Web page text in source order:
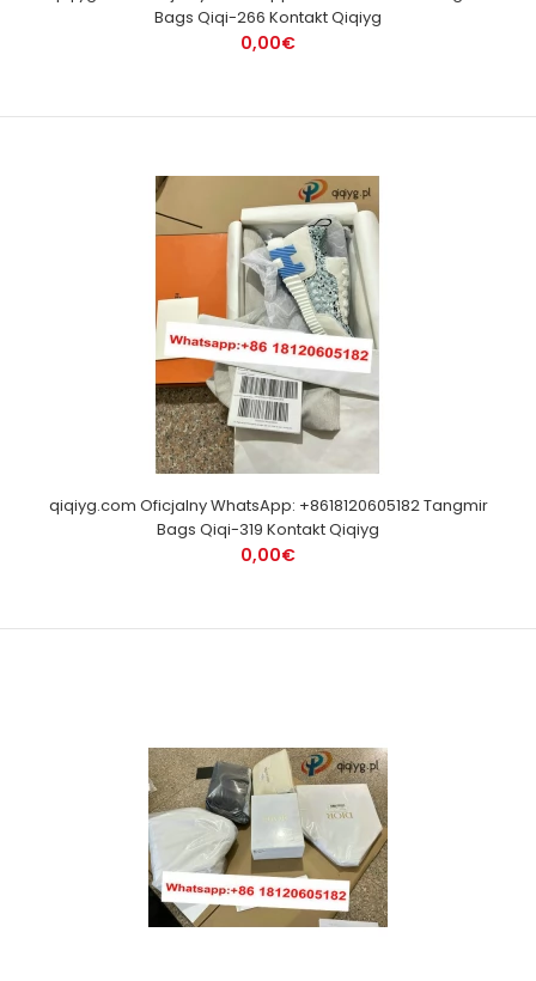
Bags Qiqi-266 Kontakt Qiqiyg
0,00€
qiqiyg.com Oficjalny WhatsApp: +8618120605182 Tangmir
Bags Qiqi-319 Kontakt Qiqiyg
0,00€